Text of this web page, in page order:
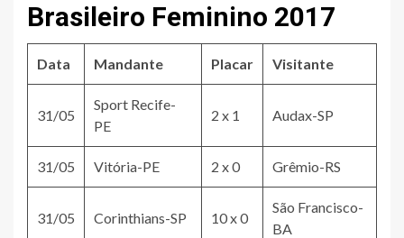
Brasileiro Feminino 2017
Data Mandante Placar Visitante
31/05
Sport Recife-
PE
2 x 1 Audax-SP
31/05 Vitória-PE 2 x 0 Grêmio-RS
31/05 Corinthians-SP 10 x 0
São Francisco-
BA